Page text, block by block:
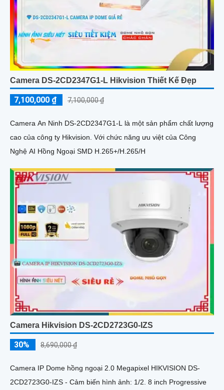
Camera DS-2CD2347G1-L Hikvision Thiết Kế Đẹp
7,100,000 ₫ 7,100,000 ₫
Camera An Ninh DS-2CD2347G1-L là một sản phẩm chất lượng
cao của công ty Hikvision. Với chức năng ưu việt của Công
Nghệ AI Hồng Ngoại SMD H.265+/H.265/H
Camera Hikvision DS-2CD2723G0-IZS
30% 8,690,000 ₫
Camera IP Dome hồng ngoại 2.0 Megapixel HIKVISION DS-
2CD2723G0-IZS - Cảm biến hình ảnh: 1/2. 8 inch Progressive